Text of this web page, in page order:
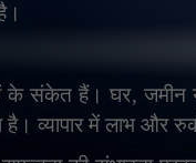
के संकेत हैं। घर, जमीन
है। व्यापार में लाभ और